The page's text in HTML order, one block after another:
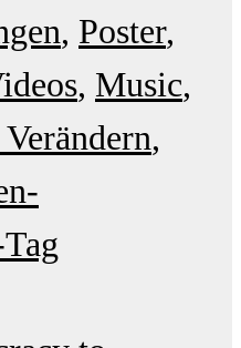
Poster
Music